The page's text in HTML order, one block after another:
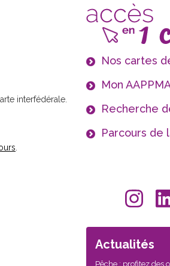
interfédérale.
Nos cartes
Mon
Recherche
Parcours de
Actualités
Pêche : profitez des